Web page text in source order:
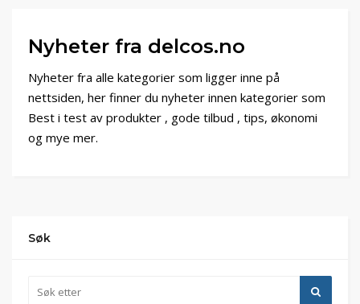
Nyheter fra delcos.no
Nyheter fra alle kategorier som ligger inne på
nettsiden, her finner du nyheter innen kategorier som
Best i test av produkter , gode tilbud , tips, økonomi
og mye mer.
Søk